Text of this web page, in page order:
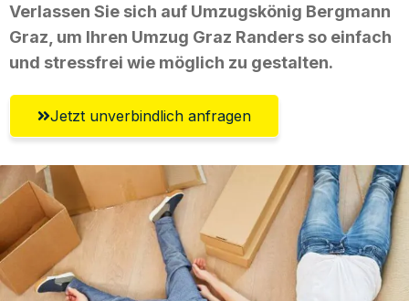
Verlassen Sie sich auf Umzugskönig Bergmann
Graz, um Ihren Umzug Graz Randers so einfach
und stressfrei wie möglich zu gestalten.
Jetzt unverbindlich anfragen